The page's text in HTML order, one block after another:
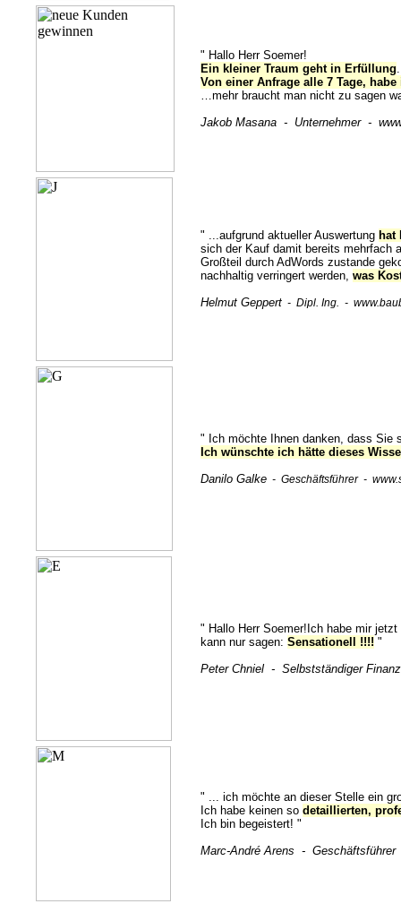
" Hallo Herr Soemer!
Ein kleiner Traum geht in Erfüllung
Von einer Anfrage alle 7 Tage,
…mehr braucht man nicht zu sagen
Jakob Masana - Unternehmer -
" ...aufgrund aktueller Auswertung hat
sich der Kauf damit bereits mehrfach
Großteil durch AdWords zustande
nachhaltig verringert werden, was
Helmut Geppert - Dipl. Ing. -
" Ich möchte Ihnen danken, dass Sie
Ich wünschte ich hätte dieses
Danilo Galke - Geschäftsführer -
" Hallo Herr Soemer!Ich habe mir
kann nur sagen: Sensationell !!!! "
Peter Chniel - Selbstständiger
" ... ich möchte an dieser Stelle ein
Ich habe keinen so detaillierten,
Ich bin begeistert! "
Marc-André Arens -